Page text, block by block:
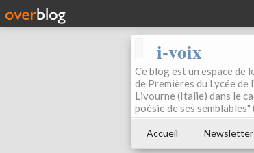
i-voix
Ce blog est un espace
de Premières du Lycée
Livourne (Italie) dans le
poésie de ses
Accueil Newsletter